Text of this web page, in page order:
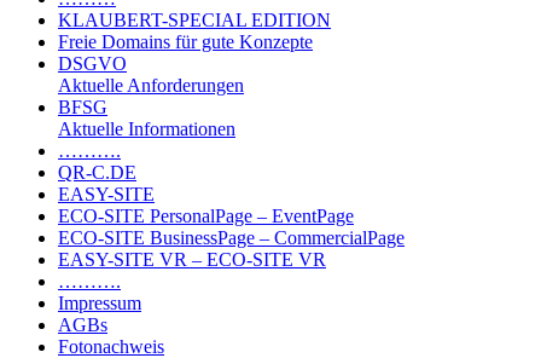
KLAUBERT-SPECIAL EDITION
Freie Domains für gute Konzepte
DSGVO
Aktuelle Anforderungen
BFSG
Aktuelle Informationen
……….
QR-C.DE
EASY-SITE
ECO-SITE PersonalPage – EventPage
ECO-SITE BusinessPage – CommercialPage
EASY-SITE VR – ECO-SITE VR
……….
Impressum
AGBs
Fotonachweis